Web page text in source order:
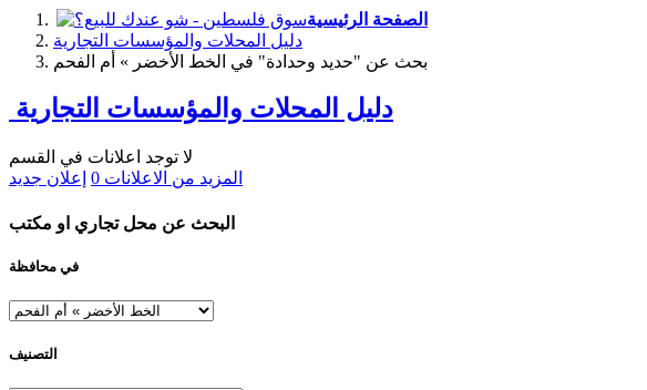
الصفحة الرئيسية
دليل المحلات والمؤسسات التجارية
بحث عن "حديد وحدادة" في الخط الأخضر » أم الفحم
دليل المحلات والمؤسسات التجارية
لا توجد اعلانات في القسم
المزيد من الاعلانات 0 إعلان جديد
البحث عن محل تجاري او مكتب
في محافظة
التصنيف